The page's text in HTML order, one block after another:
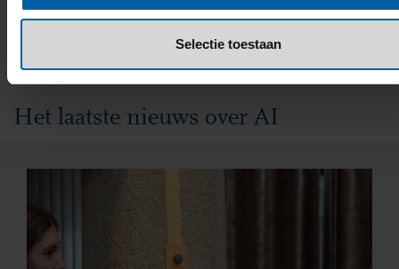
Selectie toestaan
Het laatste nieuws over AI